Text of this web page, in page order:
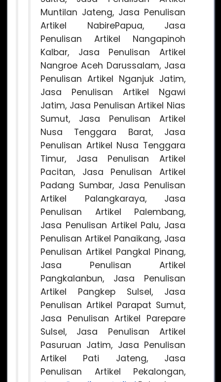
Muntilan Jateng, Jasa Penulisan
Artikel NabirePapua, Jasa
Penulisan Artikel Nangapinoh
Kalbar, Jasa Penulisan Artikel
Nangroe Aceh Darussalam, Jasa
Penulisan Artikel Nganjuk Jatim,
Jasa Penulisan Artikel Ngawi
Jatim, Jasa Penulisan Artikel Nias
Sumut, Jasa Penulisan Artikel
Nusa Tenggara Barat, Jasa
Penulisan Artikel Nusa Tenggara
Timur, Jasa Penulisan Artikel
Pacitan, Jasa Penulisan Artikel
Padang Sumbar, Jasa Penulisan
Artikel Palangkaraya, Jasa
Penulisan Artikel Palembang,
Jasa Penulisan Artikel Palu, Jasa
Penulisan Artikel Panaikang, Jasa
Penulisan Artikel Pangkal Pinang,
Jasa Penulisan Artikel
Pangkalanbun, Jasa Penulisan
Artikel Pangkep Sulsel, Jasa
Penulisan Artikel Parapat Sumut,
Jasa Penulisan Artikel Parepare
Sulsel, Jasa Penulisan Artikel
Pasuruan Jatim, Jasa Penulisan
Artikel Pati Jateng, Jasa
Penulisan Artikel Pekalongan,